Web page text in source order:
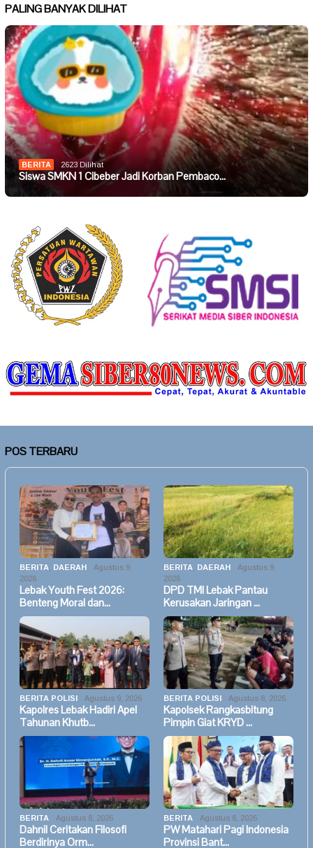
PALING BANYAK DILIHAT
BERITA 2623 Dilihat
Siswa SMKN 1 Cibeber Jadi Korban Pembaco…
POS TERBARU
BERITA DAERAH
Agustus 9,
2026
Lebak Youth Fest 2026:
Benteng Moral dan…
BERITA DAERAH
Agustus 9,
2026
DPD TMI Lebak Pantau
Kerusakan Jaringan …
BERITA POLISI Agustus 9, 2026
Kapolres Lebak Hadiri Apel
Tahunan Khutb…
BERITA POLISI Agustus 8, 2026
Kapolsek Rangkasbitung
Pimpin Giat KRYD …
BERITA Agustus 8, 2026
Dahnil Ceritakan Filosofi
Berdirinya Orm…
BERITA Agustus 8, 2026
PW Matahari Pagi Indonesia
Provinsi Bant…